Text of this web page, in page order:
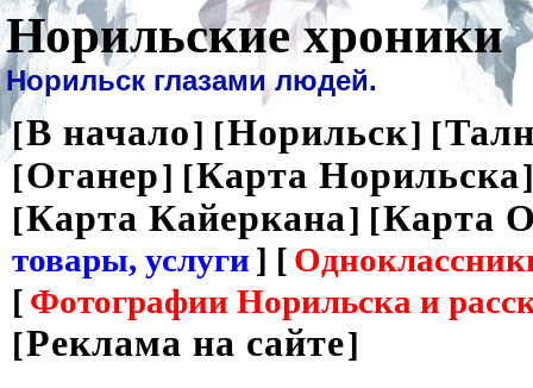
Норильские хроники
Норильск глазами людей.
[В начало] [Норильск] [
[Оганер] [Карта Норильска
[Карта Кайеркана] [Карта
товары, услуги ] [
[ Фотографии Норильска и
[Реклама на сайте]